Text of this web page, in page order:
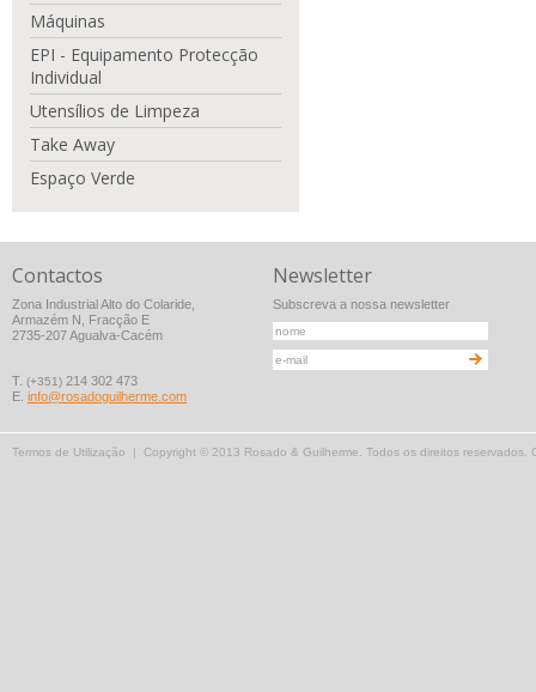
Máquinas
EPI - Equipamento Protecção
Individual
Utensílios de Limpeza
Take Away
Espaço Verde
Contactos
Zona Industrial Alto do Colaride,
Armazém N, Fracção E
2735-207 Agualva-Cacém
T. (+351) 214 302 473
E. info@rosadoguilherme.com
Newsletter
Subscreva a nossa newsletter
Termos de Utilização | Copyright © 2013 Rosado & Guilherme. Todos os direitos reservados.